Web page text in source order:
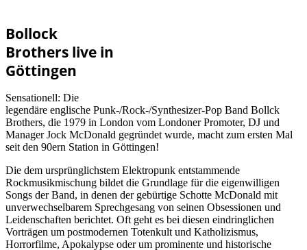
Bollock
Brothers live in
Göttingen
Sensationell: Die
legendäre englische Punk-/Rock-/Synthesizer-Pop Band Bollck
Brothers, die 1979 in London vom Londoner Promoter, DJ und
Manager Jock McDonald gegründet wurde, macht zum ersten Mal
seit den 90ern Station in Göttingen!
Die dem ursprünglichstem Elektropunk entstammende
Rockmusikmischung bildet die Grundlage für die eigenwilligen
Songs der Band, in denen der gebürtige Schotte McDonald mit
unverwechselbarem Sprechgesang von seinen Obsessionen und
Leidenschaften berichtet. Oft geht es bei diesen eindringlichen
Vorträgen um postmodernen Totenkult und Katholizismus,
Horrorfilme, Apokalypse oder um prominente und historische